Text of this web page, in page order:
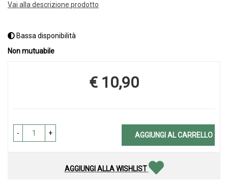
Vai alla descrizione prodotto
Bassa disponibilità
Non mutuabile
Prezzo
€ 10,90
- + AGGIUNGI AL CARRELLO
AGGIUNGI ALLA WISHLIST